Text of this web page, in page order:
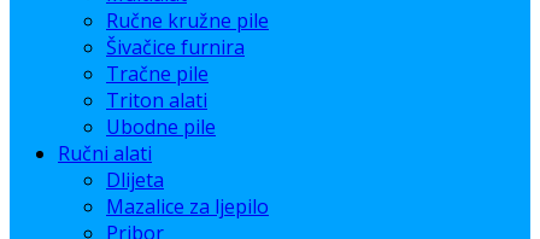
Ručne kružne pile
Šivačice furnira
Tračne pile
Triton alati
Ubodne pile
Ručni alati
Dlijeta
Mazalice za ljepilo
Pribor